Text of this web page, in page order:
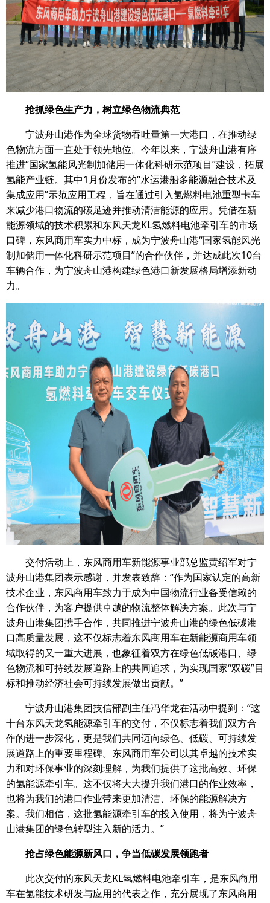
抢抓绿色生产力，树立绿色物流典范
宁波舟山港作为全球货物吞吐量第一大港口，在推动绿
色物流方面一直处于领先地位。今年以来，宁波舟山港有序
推进“国家氢能风光制加储用一体化科研示范项目”建设，拓展
氢能产业链。其中1月份发布的“水运港船多能源融合技术及
集成应用”示范应用工程，旨在通过引入氢燃料电池重型卡车
来减少港口物流的碳足迹并推动清洁能源的应用。凭借在新
能源领域的技术积累和东风天龙KL氢燃料电池牵引车的市场
口碑，东风商用车实力中标，成为宁波舟山港“国家氢能风光
制加储用一体化科研示范项目”的合作伙伴，并达成此次10台
车辆合作，为宁波舟山港构建绿色港口新发展格局增添新动
力。
交付活动上，东风商用车新能源事业部总监黄绍军对宁
波舟山港集团表示感谢，并发表致辞：“作为国家认定的高新
技术企业，东风商用车致力于成为中国物流行业备受信赖的
合作伙伴，为客户提供卓越的物流整体解决方案。此次与宁
波舟山港集团携手合作，共同推进宁波舟山港的绿色低碳港
口高质量发展，这不仅标志着东风商用车在新能源商用车领
域取得的又一重大进展，也象征着双方在绿色低碳港口、绿
色物流和可持续发展道路上的共同追求，为实现国家“双碳”目
标和推动经济社会可持续发展做出贡献。”
宁波舟山港集团技信部副主任冯华龙在活动中提到：“这
十台东风天龙氢能源牵引车的交付，不仅标志着我们双方合
作的进一步深化，更是我们共同迈向绿色、低碳、可持续发
展道路上的重要里程碑。东风商用车公司以其卓越的技术实
力和对环保事业的深刻理解，为我们提供了这批高效、环保
的氢能源牵引车。这不仅将大大提升我们港口的作业效率，
也将为我们的港口作业带来更加清洁、环保的能源解决方
案。我们相信，这批氢能源牵引车的投入使用，将为宁波舟
山港集团的绿色转型注入新的活力。”
抢占绿色能源新风口，争当低碳发展领跑者
此次交付的东风天龙KL氢燃料电池牵引车，是东风商用
车在氢能技术研发与应用的代表之作，充分展现了东风商用